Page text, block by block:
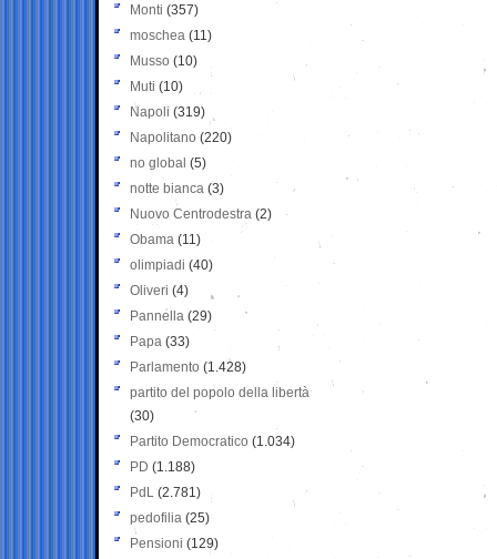
Monti (357)
moschea (11)
Musso (10)
Muti (10)
Napoli (319)
Napolitano (220)
no global (5)
notte bianca (3)
Nuovo Centrodestra (2)
Obama (11)
olimpiadi (40)
Oliveri (4)
Pannella (29)
Papa (33)
Parlamento (1.428)
partito del popolo della libertà
(30)
Partito Democratico (1.034)
PD (1.188)
PdL (2.781)
pedofilia (25)
Pensioni (129)